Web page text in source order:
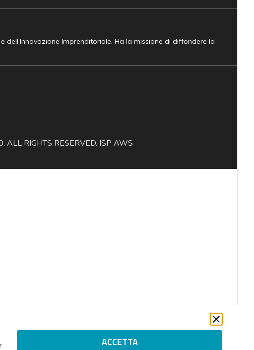
ACCETTA
Imprenditoriale. Ha la missione di diffondere la
RIGHTS RESERVED. ISP AWS